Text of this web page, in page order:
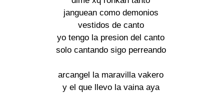
janguean como demonios
vestidos de canto
yo tengo la presion del canto
solo cantando sigo perreando
arcangel la maravilla vakero
y el que llevo la vaina aya